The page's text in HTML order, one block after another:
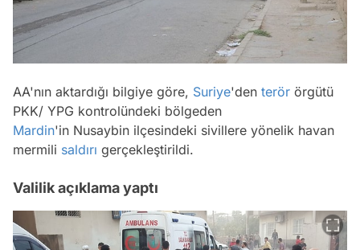
AA'nın aktardığı bilgiye göre, Suriye'den terör örgütü
PKK/ YPG kontrolündeki bölgeden
Mardin'in Nusaybin ilçesindeki sivillere yönelik havan
mermili saldırı gerçekleştirildi.
Valilik açıklama yaptı